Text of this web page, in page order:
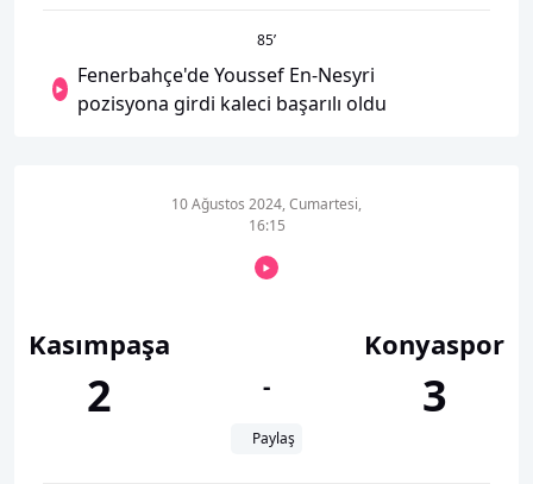
85’
Fenerbahçe'de Youssef En-Nesyri
pozisyona girdi kaleci başarılı oldu
Kasımpaşa
2
10 Ağustos 2024, Cumartesi,
16:15
-
Paylaş
Konyaspor
3